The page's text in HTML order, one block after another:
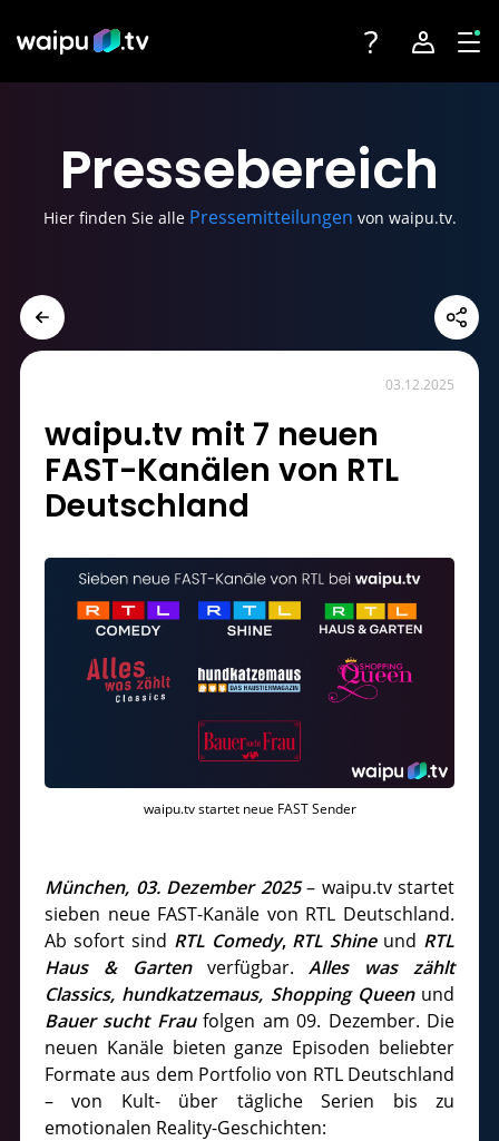
Angebote
Streaming-Partner
Geräte
Toggle navigation
Account
Registrieren
Pressebereich
Hier finden Sie alle Pressemitteilungen von waipu.tv.
03.12.2025
waipu.tv mit 7 neuen
FAST-Kanälen von RTL
Deutschland
waipu.tv startet neue FAST Sender
München, 03. Dezember 2025– waipu.tv startet
sieben neue FAST-Kanäle von RTL Deutschland.
Ab sofort sind RTL Comedy, RTL Shineund RTL
Haus & Gartenverfügbar.Alles was zählt
Classics, hundkatzemaus, Shopping Queen und
Bauer sucht Fraufolgen am 09. Dezember. Die
neuen Kanäle bieten ganze Episoden beliebter
Formate aus dem Portfolio von RTL Deutschland
– von Kult- über tägliche Serien bis zu
emotionalen Reality-Geschichten: